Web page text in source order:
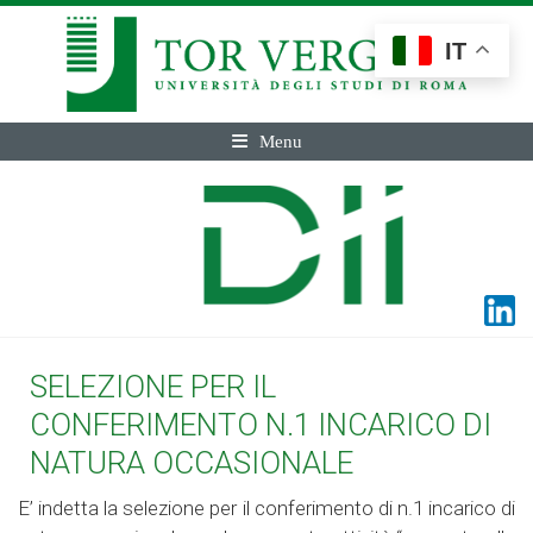
Menu
SELEZIONE PER IL
CONFERIMENTO N.1 INCARICO DI
NATURA OCCASIONALE
E’ indetta la selezione per il conferimento di n.1 incarico di
IT